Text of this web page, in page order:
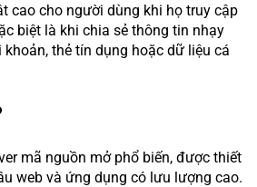
cao cho người dùng khi họ truy cập
biệt là khi chia sẻ thông tin nhạy
thẻ tín dụng hoặc dữ liệu cá
mã nguồn mở phổ biến, được thiết
web và ứng dụng có lưu lượng cao.